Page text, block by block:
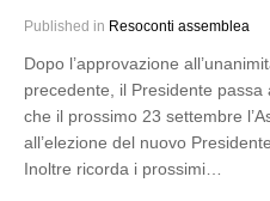
Published in Resoconti assemblea
Dopo l’approvazione
precedente, il Presidente
che il prossimo 23 settembre
all’elezione del nuovo
Inoltre ricorda i prossimi…